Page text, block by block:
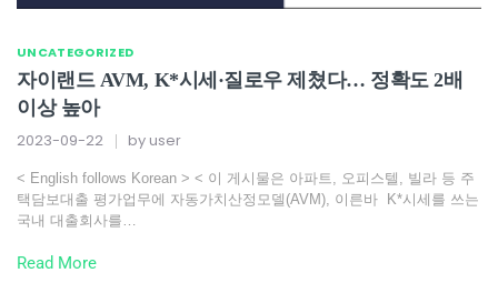
UNCATEGORIZED
자이랜드 AVM, K*시세·질로우 제쳤다… 정확도 2배
이상 높아
2023-09-22 by user
< English follows Korean > < 이 게시물은 아파트, 오피스텔, 빌라 등 주
택담보대출 평가업무에 자동가치산정모델(AVM), 이른바 K*시세를 쓰는
국내 대출회사를…
Read More